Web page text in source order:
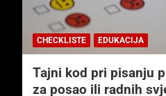
CHECKLISTE EDUKACIJA
Tajni kod pri pisanju
za posao ili radnih